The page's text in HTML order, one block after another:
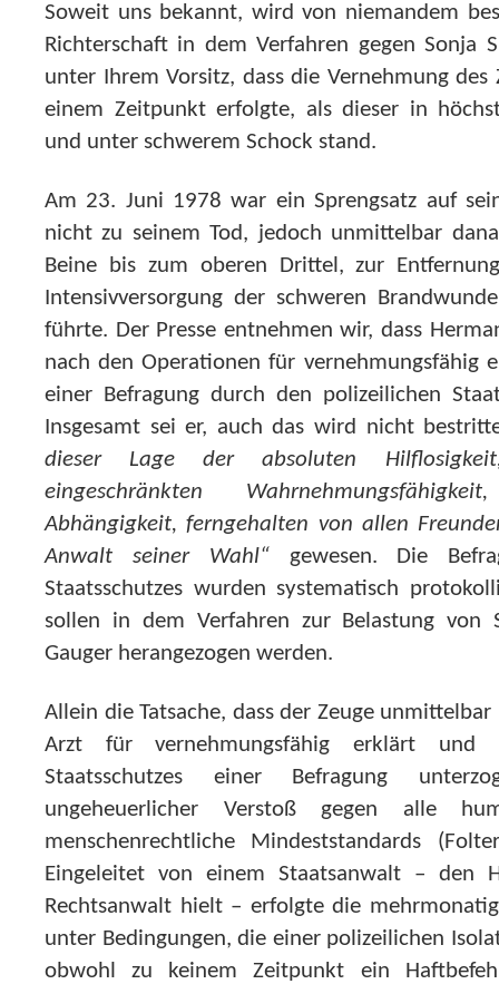
Soweit uns bekannt, wird von niemandem
Richterschaft in dem Verfahren gegen Sonja
unter Ihrem Vorsitz, dass die Vernehmung des
einem Zeitpunkt erfolgte, als dieser in
und unter schwerem Schock stand.
Am 23. Juni 1978 war ein Sprengsatz auf
nicht zu seinem Tod, jedoch unmittelbar
Beine bis zum oberen Drittel, zur
Intensivversorgung der schweren
führte. Der Presse entnehmen wir, dass
nach den Operationen für vernehmungsfähig
einer Befragung durch den polizeilichen
Insgesamt sei er, auch das wird nicht
dieser Lage der absoluten
eingeschränkten
Abhängigkeit, ferngehalten von allen
Anwalt seiner Wahl“ gewesen. Die
Staatsschutzes wurden systematisch
sollen in dem Verfahren zur Belastung von
Gauger herangezogen werden.
Allein die Tatsache, dass der Zeuge
Arzt für vernehmungsfähig erklärt und
Staatsschutzes einer Befragung
ungeheuerlicher Verstoß gegen alle
menschenrechtliche Mindeststandards
Eingeleitet von einem Staatsanwalt – den
Rechtsanwalt hielt – erfolgte die
unter Bedingungen, die einer polizeilichen
obwohl zu keinem Zeitpunkt ein